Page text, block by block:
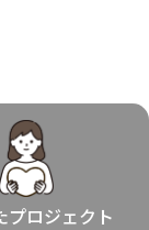
育
農業
文化
シカル
イノリティ
社会貢献
プロジェクト